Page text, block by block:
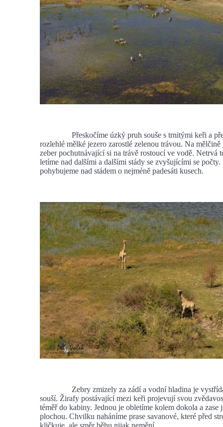
Přeskočíme úzký pruh souše s trnitými keři a
rozlehlé mělké jezero zarostlé zelenou trávou. Na
zeber pochutnávající si na trávě rostoucí ve vodě. Netrvá
letíme nad dalšími a dalšími stády se zvyšujícími se
pohybujeme nad stádem o nejméně padesáti kusech.
Zebry zmizely za zádí a vodní hladina je
souší. Žirafy postávající mezi keři projevují svou
téměř do kabiny. Jednou je obletíme kolem dokola a zase
plochou. Chvilku naháníme prase savanové, které před
kličkuje, ale směr běhu nijak nemění.